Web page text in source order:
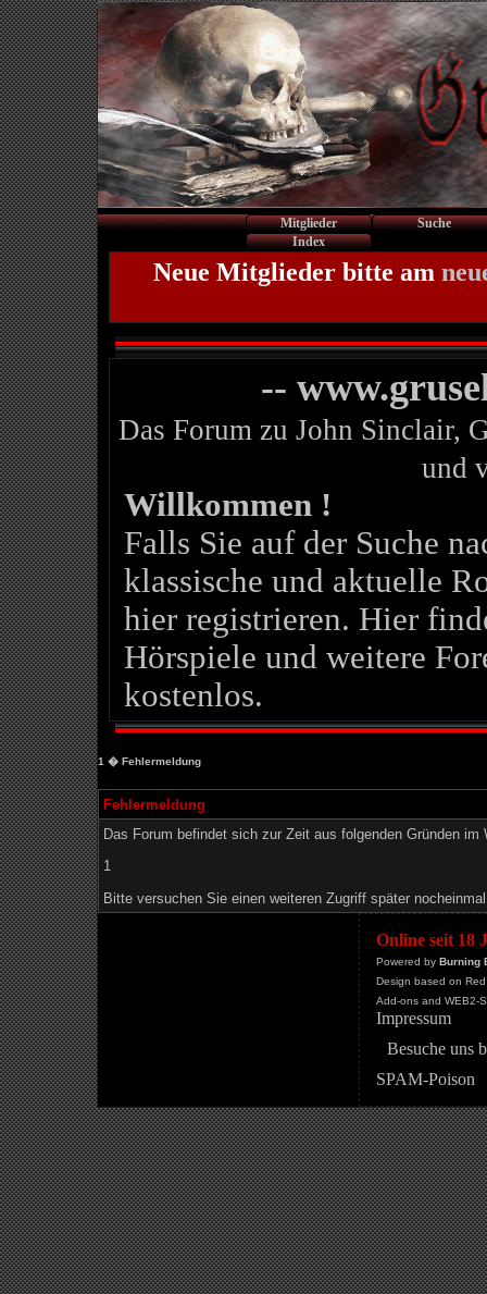
Mitglieder
Suche
Index
Neue Mitglieder bitte am
--
Das Forum zu John Sinclair,
und
Willkommen !
Falls Sie auf der Suche
klassische und aktuelle
hier registrieren. Hier
Hörspiele und weitere
kostenlos.
1 � Fehlermeldung
Fehlermeldung
Das Forum befindet sich zur Zeit aus folgenden Gründen im
1
Bitte versuchen Sie einen weiteren Zugriff später
Online seit 18
Powered by Burning
Design based on
Add-ons and WEB2-
Impressum
Besuche uns
SPAM-Poison